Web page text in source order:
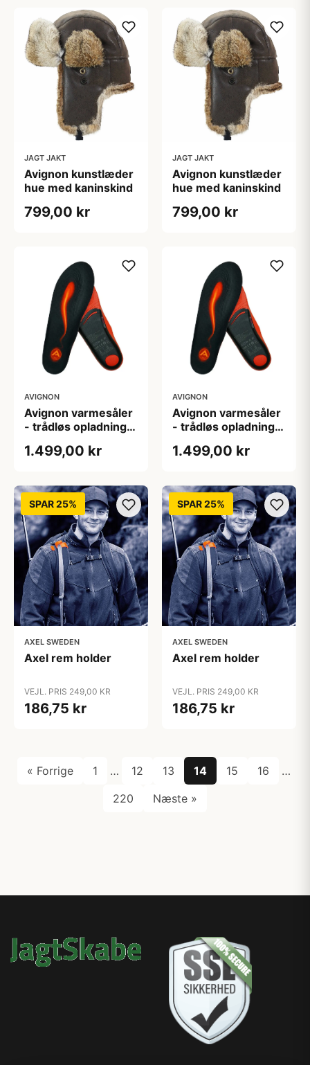
JAGT JAKT
Avignon kunstlæder
hue med kaninskind
799,00 kr
JAGT JAKT
Avignon kunstlæder
hue med kaninskind
799,00 kr
AVIGNON
Avignon varmesåler
- trådløs opladning -
1.499,00 kr
AVIGNON
Avignon varmesåler
- trådløs opladning -
1.499,00 kr
SPAR 25%
AXEL SWEDEN
Axel rem holder
VEJL. PRIS 249,00 KR
186,75 kr
SPAR 25%
AXEL SWEDEN
Axel rem holder
VEJL. PRIS 249,00 KR
186,75 kr
« Forrige 1 … 12 13 14 15 16
…
220
Næste »